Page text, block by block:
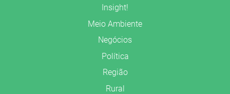
Insight!
Meio Ambiente
Negócios
Política
Região
Rural